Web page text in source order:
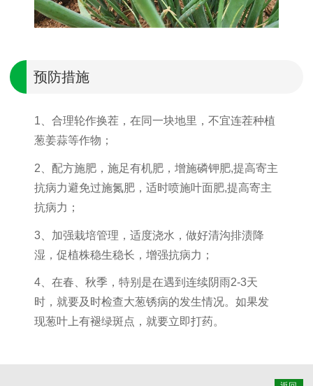
预防措施
1、合理轮作换茬，在同一块地里，不宜连茬种植
葱姜蒜等作物；
2、配方施肥，施足有机肥，增施磷钾肥,提高寄主
抗病力避免过施氮肥，适时喷施叶面肥,提高寄主
抗病力；
3、加强栽培管理，适度浇水，做好清沟排渍降
湿，促植株稳生稳长，增强抗病力；
4、在春、秋季，特别是在遇到连续阴雨2-3天
时，就要及时检查大葱锈病的发生情况。如果发
现葱叶上有褪绿斑点，就要立即打药。